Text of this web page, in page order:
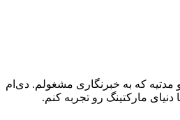
مدتیه که به خبرنگاری مشغولم. دی‌ام
مارکتینگ رو تجربه کنم.